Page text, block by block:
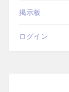
掲示板
ログイン